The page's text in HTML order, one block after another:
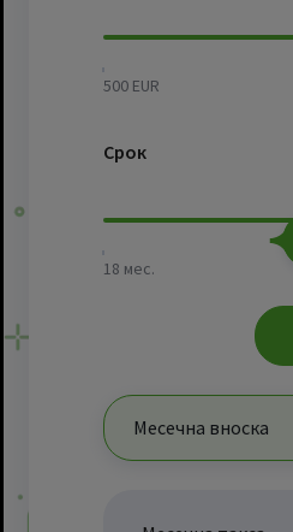
500 EUR
Срок
18 мес.
Месечна вноска